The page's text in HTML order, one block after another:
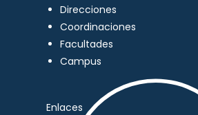
Direcciones
Coordinaciones
Facultades
Campus
Enlaces